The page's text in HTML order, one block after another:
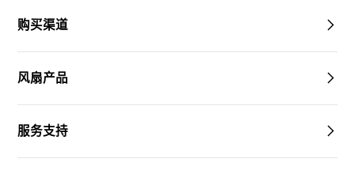
购买渠道
风扇产品
服务支持